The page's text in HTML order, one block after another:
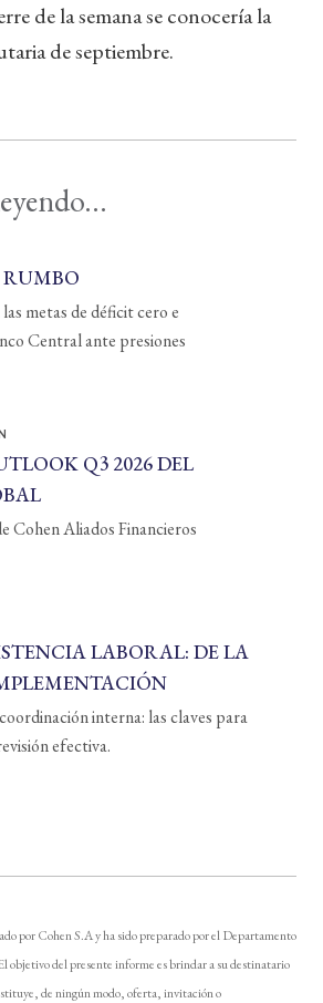
de la semana se conocería la
de septiembre.
metas de déficit cero e
Central ante presiones
Q3 2026 DEL
Cohen Aliados Financieros
LABORAL: DE LA
interna: las claves para
efectiva.
por Cohen S.A y ha sido preparado por el Departamento
objetivo del presente informe es brindar a su destinatario
de ningún modo, oferta, invitación o